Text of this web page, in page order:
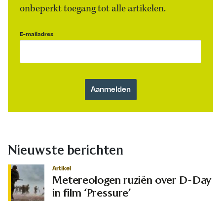
onbeperkt toegang tot alle artikelen.
E-mailadres
Nieuwste berichten
Artikel
Metereologen ruziën over D-Day
in film ‘Pressure’